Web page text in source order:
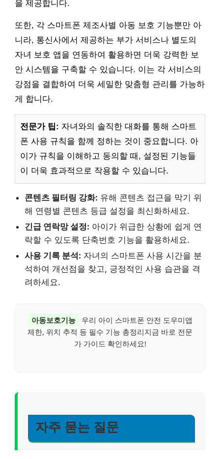
을 제공합니다.
또한, 각 스마트폰 제조사별 아동 보호 기능뿐만 아
니라, 통신사에서 제공하는 부가 서비스나 별도의
자녀 보호 앱을 연동하여 활용하면 더욱 강력한 보
안 시스템을 구축할 수 있습니다. 이는 각 서비스의
강점을 결합하여 더욱 세밀한 맞춤형 관리를 가능하
게 합니다.
전문가 팁: 자녀와의 솔직한 대화를 통해 스마트
폰 사용 규칙을 함께 정하는 것이 중요합니다. 아
이가 규칙을 이해하고 동의할 때, 설정된 기능들
이 더욱 효과적으로 작용할 수 있습니다.
콘텐츠 필터링 강화: 유해 콘텐츠 접근을 막기 위
해 연령별 콘텐츠 등급 설정을 최신화하세요.
긴급 연락망 설정: 아이가 위급한 상황에 쉽게 연
락할 수 있도록 단축번호 기능을 활용하세요.
사용 기록 분석: 자녀의 스마트폰 사용 시간을 분
석하여 개선점을 찾고, 긍정적인 사용 습관을 격
려하세요.
아동보호기능
우리 아이 스마트폰 안전 도우미앱
제한, 위치 추적 등 필수 기능 총정리지금 바로 전문
가 가이드 확인하세요!
자주 묻는 질문